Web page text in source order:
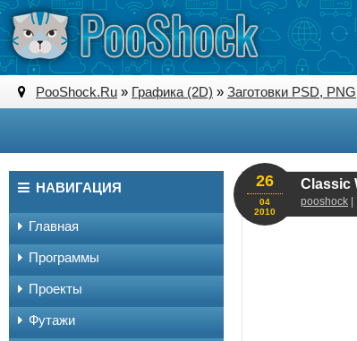
PooShock.Ru » Графика (2D) » Заготовки PSD, PNG
Classic
pooshock
26
04
2010
НАВИГАЦИЯ
Главная
Программы
Проекты
Футажи